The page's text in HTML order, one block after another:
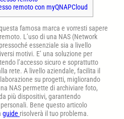
remoto con myQNAPCloud
famosa marca e vorresti sapere
L’uso di una NAS (Network
essenziale sia a livello
motivi. E’ una soluzione per
l’accesso sicuro e soprattutto
rete. A livello aziendale, facilita il
su progetti, migliorando
NAS permette di archiviare foto,
più dispositivi, garantendo
Bene questo articolo
guide risolverà il tuo problema.